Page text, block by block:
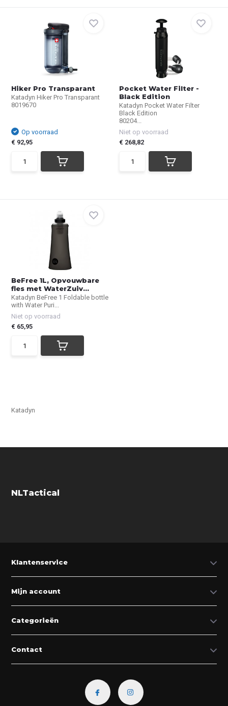
Hiker Pro Transparant
Katadyn Hiker Pro Transparant
8019670
Op voorraad
€ 92,95
Pocket Water Filter -
Black Edition
Katadyn Pocket Water Filter
Black Edition
80204...
Niet op voorraad
€ 268,82
BeFree 1L, Opvouwbare
fles met WaterZuiv...
Katadyn BeFree 1 Foldable bottle
with Water Puri...
Niet op voorraad
€ 65,95
Katadyn
NLTactical
Klantenservice
Mijn account
Categorieën
Contact